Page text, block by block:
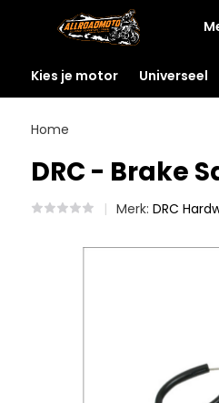
Kies je motor Universeel
Home
DRC - Brake
Merk: DRC